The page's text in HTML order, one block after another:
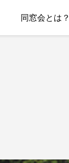
同窓会とは？